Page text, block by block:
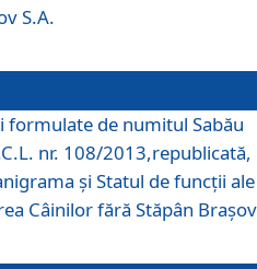
S.A.
formulate de numitul Sabău
nr. 108/2013,republicată,
şi Statul de funcţii ale
Câinilor fără Stăpân